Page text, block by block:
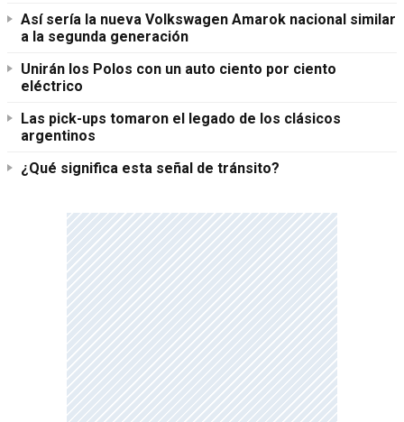
Así sería la nueva Volkswagen Amarok nacional similar
a la segunda generación
Unirán los Polos con un auto ciento por ciento
eléctrico
Las pick-ups tomaron el legado de los clásicos
argentinos
¿Qué significa esta señal de tránsito?